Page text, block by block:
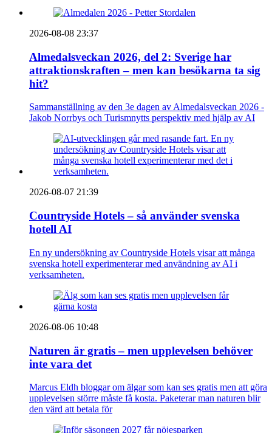
2026-08-08 23:37
Almedalsveckan 2026, del 2: Sverige har
attraktionskraften – men kan besökarna ta sig
hit?
Sammanställning av den 3e dagen av Almedalsveckan 2026 -
Jakob Norrbys och Turismnytts perspektiv med hjälp av AI
2026-08-07 21:39
Countryside Hotels – så använder svenska
hotell AI
En ny undersökning av Countryside Hotels visar att många
svenska hotell experimenterar med användning av AI i
verksamheten.
2026-08-06 10:48
Naturen är gratis – men upplevelsen behöver
inte vara det
Marcus Eldh bloggar om älgar som kan ses gratis men att göra
upplevelsen större måste få kosta. Paketerar man naturen blir
den värd att betala för